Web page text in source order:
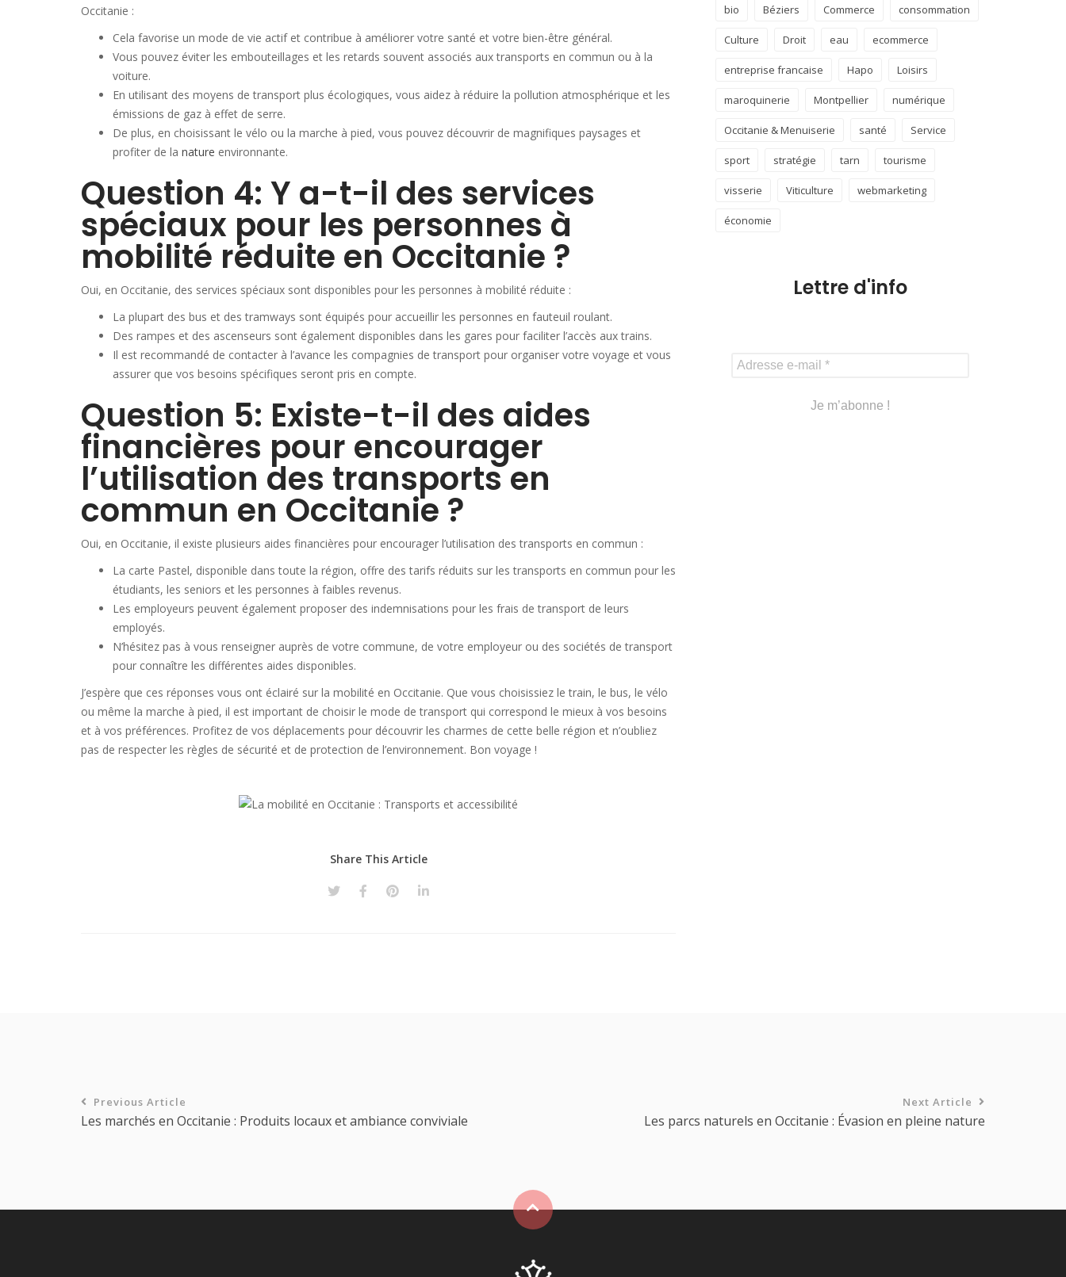
Occitanie :
Cela favorise un mode de vie actif et contribue à améliorer votre santé et votre bien-être général.
Vous pouvez éviter les embouteillages et les retards souvent associés aux transports en commun ou à la
voiture.
En utilisant des moyens de transport plus écologiques, vous aidez à réduire la pollution atmosphérique et les
émissions de gaz à effet de serre.
De plus, en choisissant le vélo ou la marche à pied, vous pouvez découvrir de magnifiques paysages et
profiter de la nature environnante.
Question 4: Y a-t-il des services
spéciaux pour les personnes à
mobilité réduite en Occitanie ?
Oui, en Occitanie, des services spéciaux sont disponibles pour les personnes à mobilité réduite :
La plupart des bus et des tramways sont équipés pour accueillir les personnes en fauteuil roulant.
Des rampes et des ascenseurs sont également disponibles dans les gares pour faciliter l’accès aux trains.
Il est recommandé de contacter à l’avance les compagnies de transport pour organiser votre voyage et vous
assurer que vos besoins spécifiques seront pris en compte.
Question 5: Existe-t-il des aides
financières pour encourager
l’utilisation des transports en
commun en Occitanie ?
Oui, en Occitanie, il existe plusieurs aides financières pour encourager l’utilisation des transports en commun :
La carte Pastel, disponible dans toute la région, offre des tarifs réduits sur les transports en commun pour les
étudiants, les seniors et les personnes à faibles revenus.
Les employeurs peuvent également proposer des indemnisations pour les frais de transport de leurs
employés.
N’hésitez pas à vous renseigner auprès de votre commune, de votre employeur ou des sociétés de transport
pour connaître les différentes aides disponibles.
J’espère que ces réponses vous ont éclairé sur la mobilité en Occitanie. Que vous choisissiez le train, le bus, le vélo
ou même la marche à pied, il est important de choisir le mode de transport qui correspond le mieux à vos besoins
et à vos préférences. Profitez de vos déplacements pour découvrir les charmes de cette belle région et n’oubliez
pas de respecter les règles de sécurité et de protection de l’environnement. Bon voyage !
Share This Article
bio Béziers Commerce consommation
Culture Droit eau ecommerce
entreprise francaise Hapo Loisirs
maroquinerie Montpellier numérique
Occitanie & Menuiserie santé Service
sport stratégie tarn tourisme
visserie Viticulture webmarketing
économie
Lettre d'info
Previous Article
Les marchés en Occitanie : Produits locaux et ambiance conviviale
Next Article
Les parcs naturels en Occitanie : Évasion en pleine nature